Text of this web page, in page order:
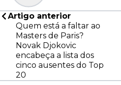
Artigo anterior
Quem está a faltar ao
Masters de Paris?
Novak Djokovic
encabeça a lista dos
cinco ausentes do Top
20